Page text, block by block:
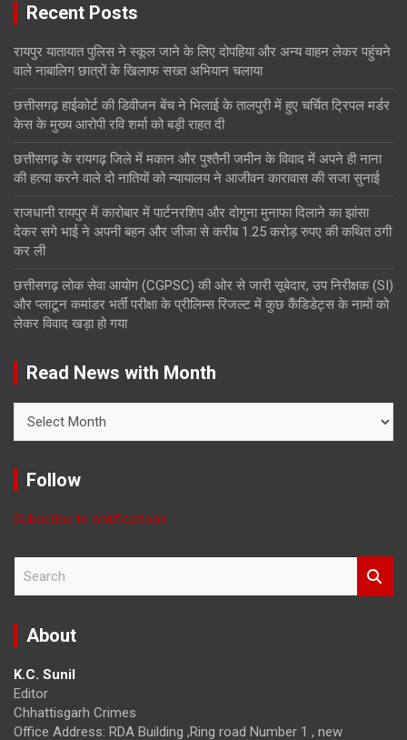
Recent Posts
रायपुर यातायात पुलिस ने स्कूल जाने के लिए दोपहिया और अन्य वाहन लेकर पहुंचने
वाले नाबालिग छात्रों के खिलाफ सख्त अभियान चलाया
छत्तीसगढ़ हाईकोर्ट की डिवीजन बेंच ने भिलाई के तालपुरी में हुए चर्चित ट्रिपल मर्डर
केस के मुख्य आरोपी रवि शर्मा को बड़ी राहत दी
छत्तीसगढ़ के रायगढ़ जिले में मकान और पुश्तैनी जमीन के विवाद में अपने ही नाना
की हत्या करने वाले दो नातियों को न्यायालय ने आजीवन कारावास की सजा सुनाई
राजधानी रायपुर में कारोबार में पार्टनरशिप और दोगुना मुनाफा दिलाने का झांसा
देकर सगे भाई ने अपनी बहन और जीजा से करीब 1.25 करोड़ रुपए की कथित ठगी
कर ली
छत्तीसगढ़ लोक सेवा आयोग (CGPSC) की ओर से जारी सूबेदार, उप निरीक्षक (SI)
और प्लाटून कमांडर भर्ती परीक्षा के प्रीलिम्स रिजल्ट में कुछ कैंडिडेट्स के नामों को
लेकर विवाद खड़ा हो गया
Read News with Month
News
Month
Follow
Subscribe to notifications
r
About
K.C. Sunil
Editor
Chhattisgarh Crimes
Office Address: RDA Building ,Ring road Number 1 , new